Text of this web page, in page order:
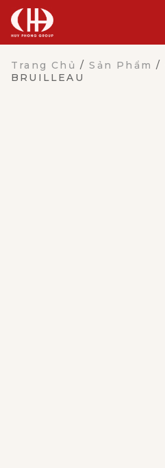
Trang Chủ /Sản Phẩm /
BRUILLEAU